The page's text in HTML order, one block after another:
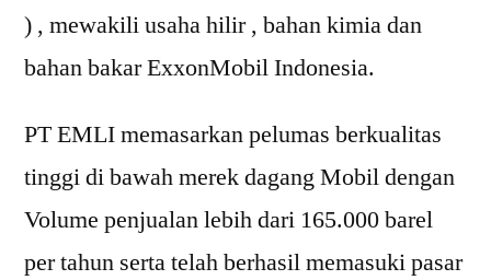
) , mewakili usaha hilir , bahan kimia dan
bahan bakar ExxonMobil Indonesia.
PT EMLI memasarkan pelumas berkualitas
tinggi di bawah merek dagang Mobil dengan
Volume penjualan lebih dari 165.000 barel
per tahun serta telah berhasil memasuki pasar